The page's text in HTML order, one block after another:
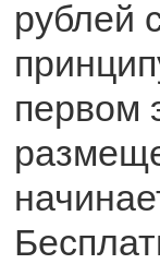
рублей
первом